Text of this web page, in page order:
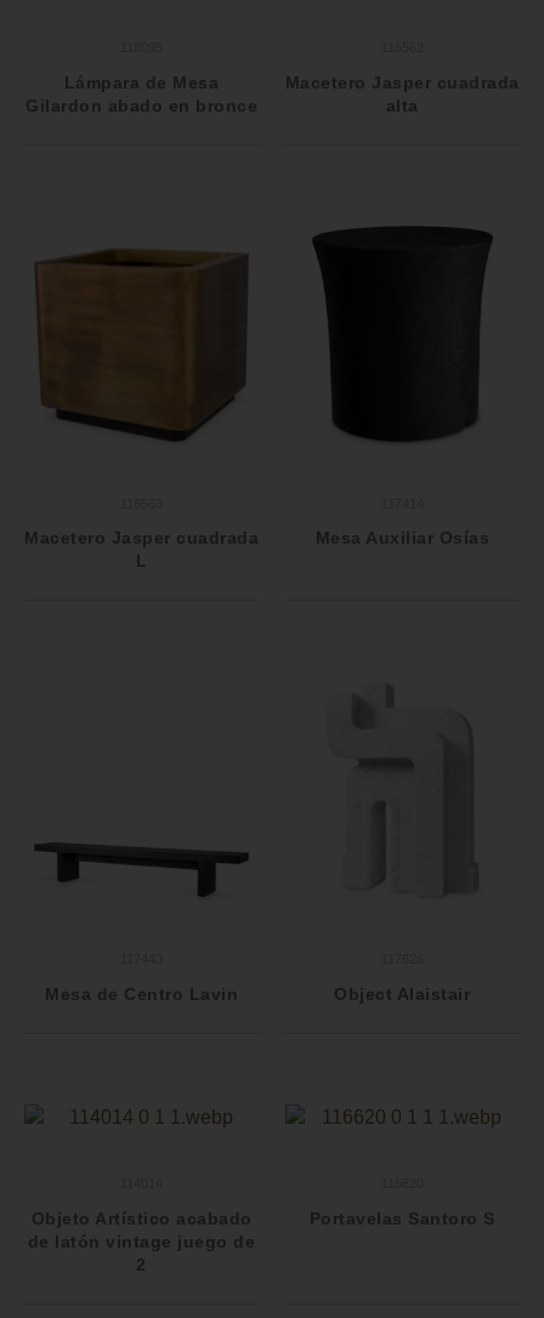
Lámpara de Mesa
Gilardon abado en bronce
Macetero Jasper cuadrada
alta
Macetero Jasper cuadrada
L
Mesa Auxiliar Osías
Mesa de Centro Lavin Object Alaistair
Objeto Artístico acabado
de latón vintage juego de
2
Portavelas Santoro S